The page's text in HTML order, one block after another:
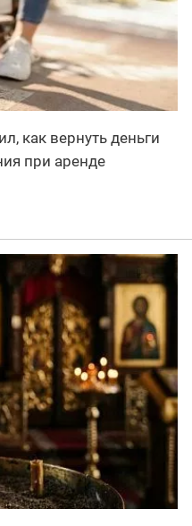
как вернуть деньги
при аренде